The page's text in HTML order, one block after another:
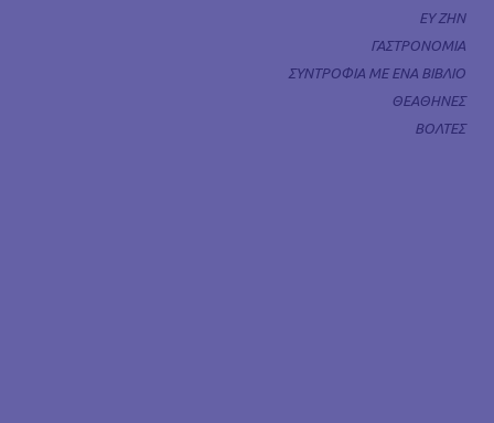
ΕΥ ΖΗΝ
ΓΑΣΤΡΟΝΟΜΙΑ
ΣΥΝΤΡΟΦΙΑ ΜΕ ΕΝΑ ΒΙΒΛΙΟ
ΘΕΑΘΗΝΕΣ
ΒΟΛΤΕΣ